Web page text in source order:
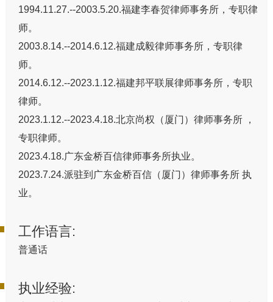
1994.11.27.--2003.5.20.福建李春贺律师事务所，专职律
师。
2003.8.14.--2014.6.12.福建成毅律师事务所，专职律
师。
︎2014.6.12.--2023.1.12.福建邦平联展律师事务所，专职
律师。
︎2023.1.12.--2023.4.18.北京尚权（厦门）律师事务所 ，
专职律师。
︎2023.4.18.广东金桥百信律师事务所执业。
︎2023.7.24.派驻到广东金桥百信（厦门）律师事务所 执
业。
工作语言:
普通话
执业经验: